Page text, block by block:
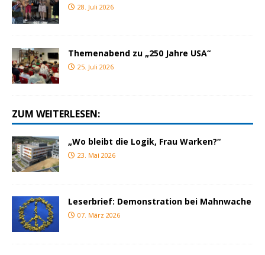
28. Juli 2026
Themenabend zu „250 Jahre USA“
25. Juli 2026
ZUM WEITERLESEN:
„Wo bleibt die Logik, Frau Warken?“
23. Mai 2026
Leserbrief: Demonstration bei Mahnwache
07. März 2026